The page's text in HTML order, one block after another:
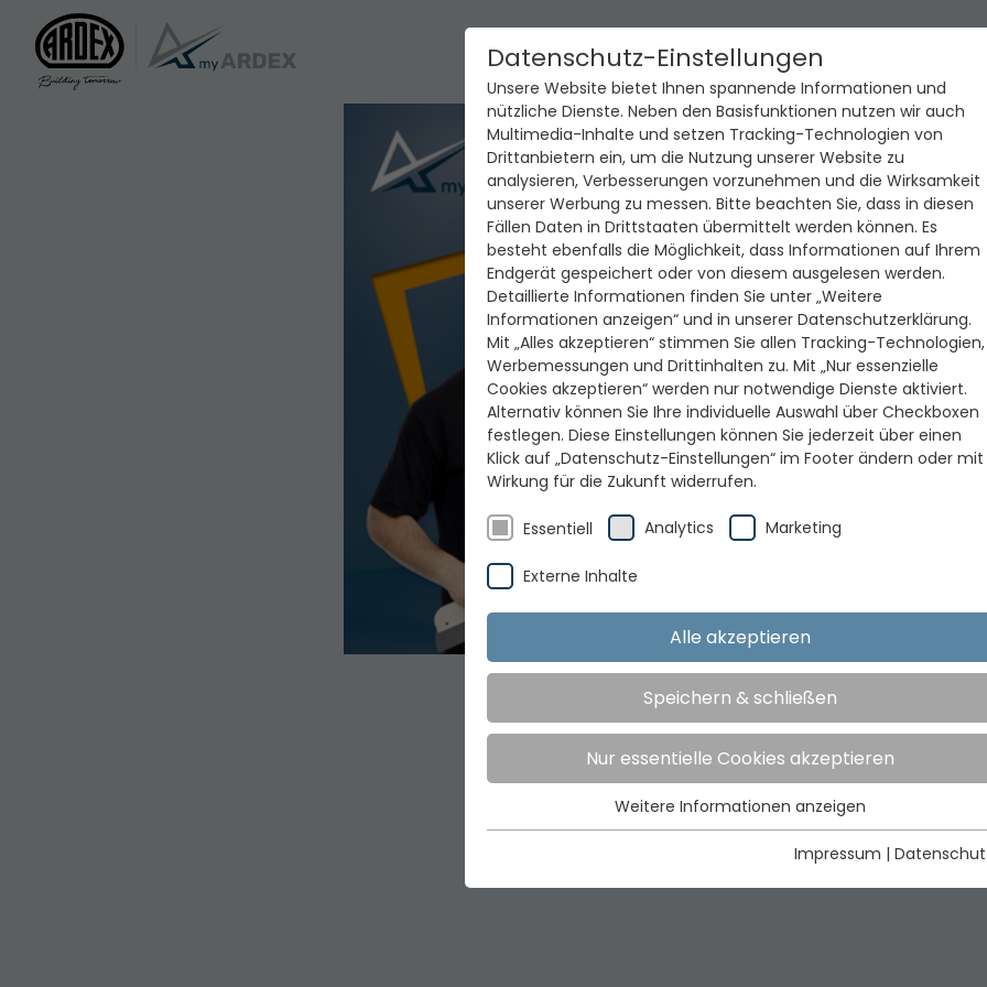
Datenschutz-Einstellungen
Unsere Website bietet Ihnen spannende Informationen und
nützliche Dienste. Neben den Basisfunktionen nutzen wir auch
Multimedia-Inhalte und setzen Tracking-Technologien von
Drittanbietern ein, um die Nutzung unserer Website zu
analysieren, Verbesserungen vorzunehmen und die Wirksamkeit
unserer Werbung zu messen. Bitte beachten Sie, dass in diesen
Fällen Daten in Drittstaaten übermittelt werden können. Es
besteht ebenfalls die Möglichkeit, dass Informationen auf Ihrem
Endgerät gespeichert oder von diesem ausgelesen werden.
Detaillierte Informationen finden Sie unter „Weitere
Informationen anzeigen“ und in unserer Datenschutzerklärung.
Mit „Alles akzeptieren“ stimmen Sie allen Tracking-Technologien,
Werbemessungen und Drittinhalten zu. Mit „Nur essenzielle
Cookies akzeptieren“ werden nur notwendige Dienste aktiviert.
Alternativ können Sie Ihre individuelle Auswahl über Checkboxen
festlegen. Diese Einstellungen können Sie jederzeit über einen
Klick auf „Datenschutz-Einstellungen“ im Footer ändern oder mit
Wirkung für die Zukunft widerrufen.
Essentiell Analytics Marketing
Externe Inhalte
Alle akzeptieren
Speichern & schließen
Nur essentielle Cookies akzeptieren
Essentielle Cookies werden für grundlegende Funktionen der
Webseite benötigt. Dadurch ist gewährleistet, dass die
Webseite einwandfrei funktioniert.
Weitere Informationen anzeigen
Impressum |